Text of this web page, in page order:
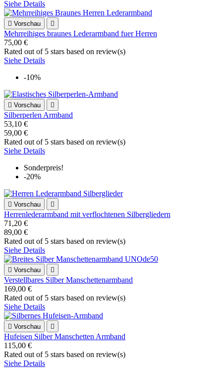
Siehe Details
 Vorschau 
Mehrreihiges braunes Lederarmband fuer Herren
75,00 €
Rated out of 5 stars based on review(s)
Siehe Details
-10%
 Vorschau 
Silberperlen Armband
53,10 €
59,00 €
Rated out of 5 stars based on review(s)
Siehe Details
Sonderpreis!
-20%
 Vorschau 
Herrenlederarmband mit verflochtenen Silbergliedern
71,20 €
89,00 €
Rated out of 5 stars based on review(s)
Siehe Details
 Vorschau 
Verstellbares Silber Manschettenarmband
169,00 €
Rated out of 5 stars based on review(s)
Siehe Details
 Vorschau 
Hufeisen Silber Manschetten Armband
115,00 €
Rated out of 5 stars based on review(s)
Siehe Details